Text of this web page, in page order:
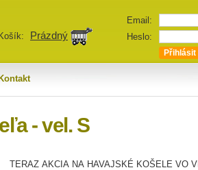
Email:
Heslo:
Košík: Prázdný
Kontakt
- vel. S
TERAZ AKCIA NA HAVAJSKÉ KOŠELE VO